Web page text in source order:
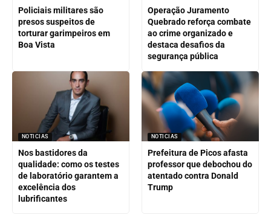
Policiais militares são
presos suspeitos de
torturar garimpeiros em
Boa Vista
Operação Juramento
Quebrado reforça combate
ao crime organizado e
destaca desafios da
segurança pública
NOTICIAS
Nos bastidores da
qualidade: como os testes
de laboratório garantem a
excelência dos
lubrificantes
NOTICIAS
Prefeitura de Picos afasta
professor que debochou do
atentado contra Donald
Trump